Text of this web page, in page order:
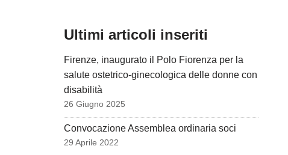
Ultimi articoli inseriti
Firenze, inaugurato il Polo Fiorenza per la
salute ostetrico-ginecologica delle donne con
disabilità
26 Giugno 2025
Convocazione Assemblea ordinaria soci
29 Aprile 2022